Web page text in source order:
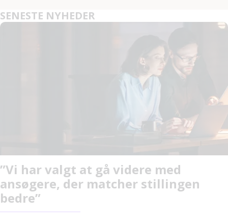
SENESTE NYHEDER
”Vi har valgt at gå videre med
ansøgere, der matcher stillingen
bedre”